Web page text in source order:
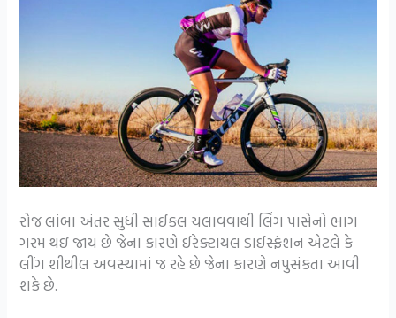
રોજ લાંબા અંતર સુધી સાઈકલ ચલાવવાથી લિંગ પાસેનો ભાગ
ગરમ થઇ જાય છે જેના કારણે ઈરેક્ટાયલ ડાઈસ્ફંશન એટલે કે
લીંગ શીથીલ અવસ્થામાં જ રહે છે જેના કારણે નપુસંકતા આવી
શકે છે.